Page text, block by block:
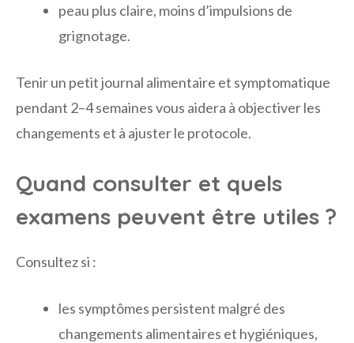
peau plus claire, moins d’impulsions de
grignotage.
Tenir un petit journal alimentaire et symptomatique
pendant 2–4 semaines vous aidera à objectiver les
changements et à ajuster le protocole.
Quand consulter et quels
examens peuvent être utiles ?
Consultez si :
les symptômes persistent malgré des
changements alimentaires et hygiéniques,